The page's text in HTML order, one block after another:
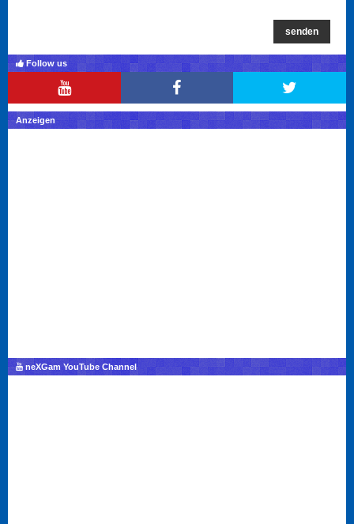
senden
Follow us
Anzeigen
neXGam YouTube Channel